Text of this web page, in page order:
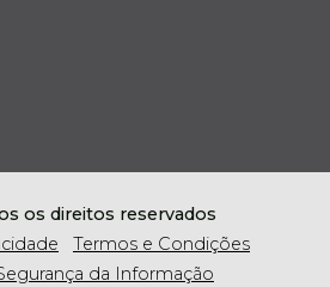
os direitos reservados
Termos e Condições
da Informação